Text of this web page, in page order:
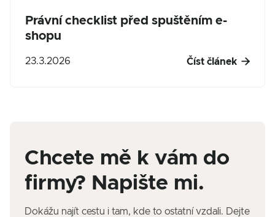
Právní checklist před spuštěním e-
shopu
23.3.2026 Číst článek 
Chcete mě k vám do
firmy? Napište mi.
Dokážu najít cestu i tam, kde to ostatní vzdali. Dejte